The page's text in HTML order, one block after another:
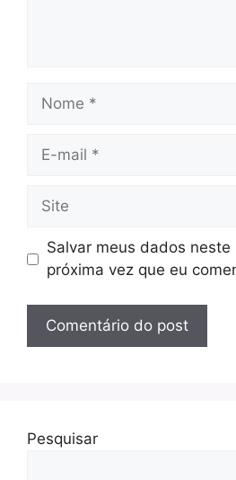
Nome
Site
Salvar meus dados
próxima vez que eu
Pesquisar